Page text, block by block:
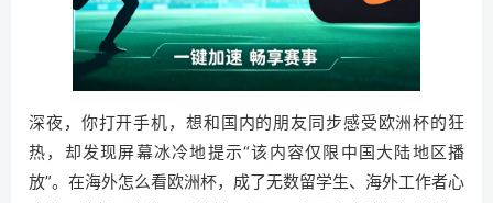
深夜，你打开手机，想和国内的朋友同步感受欧洲杯的狂
热，却发现屏幕冰冷地提示“该内容仅限中国大陆地区播
放”。在海外怎么看欧洲杯，成了无数留学生、海外工作者心